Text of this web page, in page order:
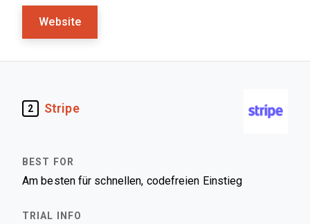
Website
2 Stripe
Am besten für schnellen, codefreien Einstieg